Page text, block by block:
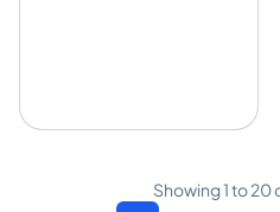
Showing1to20